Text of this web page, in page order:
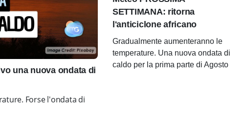
una nuova ondata di
Forse l'ondata di
SETTIMANA: ritorna
l'anticiclone africano
Gradualmente aumenteranno le
temperature. Una nuova ondata di
caldo per la prima parte di Agosto